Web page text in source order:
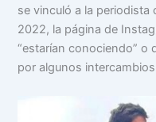
se vinculó a la
2022, la página de
“estarían conociendo” o
por algunos